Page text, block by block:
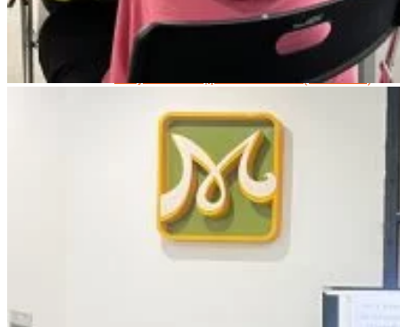
Data Visualization (Trực Quan Hóa Dữ Liệu)
Data System (Quản Trị Dữ Liệu)
Chuyên Viên Lập Trình (Full Stack)
Chuyên Viên Lập Trình Website (Full Stack)
Chuyên Viên Lập Trình Mobile (Full Stack)
Trọn Bộ Công Cụ AI Văn Phòng
Trọn Bộ Công Cụ AI Ứng Dụng Giảng Dạy
Lập Trình Cho Trẻ Em
Tin Học Ứng Dụng
Thiết Kế (Design)
Thiết Kế Đồ Họa Chuyên Nghiệp
Chuyên Viên Thiết Kế Nội Thất
3D Game Art & Design
Mỹ Thuật Đa Phương Tiện
3D Animation